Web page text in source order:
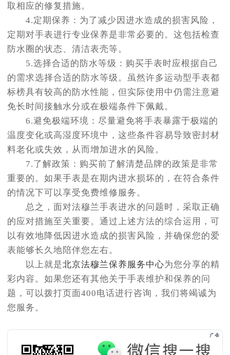
取相应的修复措施。
4.定期保养：为了减少因进水造成的损害风险，
定期对手表进行专业保养是非常必要的。这包括检查
防水圈的状态、清洁表壳等。
5.选择合适的防水等级：购买手表时应根据自己
的需求选择合适的防水等级。虽然许多运动型手表都
标榜具有较高的防水性能，但实际使用中仍需注意避
免长时间接触水分或在极端条件下佩戴。
6.避免极端环境：尽量避免将手表暴露于极端的
温度变化或高湿度环境中，这些条件容易导致密封材
料老化或失效，从而增加进水的风险。
7.了解政策：购买前了解清楚品牌的政策是非常
重要的。如果手表是在期内进水损坏的，在符合条件
的情况下可以享受免费维修服务。
总之，面对法穆兰手表进水的问题时，采取正确
的应对措施至关重要。通过上述方法的综合运用，可
以有效地降低因进水造成的损害风险，并确保您的爱
表能够长久地陪伴您左右。
以上就是北京法穆兰保养服务中心为您分享的精
彩内容。如果您还有其他关于手表维护和保养的问
题，可以拨打页面400电话进行咨询，我们将竭诚为
您服务。